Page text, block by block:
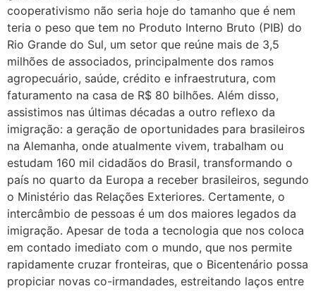
cooperativismo não seria hoje do tamanho que é nem
teria o peso que tem no Produto Interno Bruto (PIB) do
Rio Grande do Sul, um setor que reúne mais de 3,5
milhões de associados, principalmente dos ramos
agropecuário, saúde, crédito e infraestrutura, com
faturamento na casa de R$ 80 bilhões. Além disso,
assistimos nas últimas décadas a outro reflexo da
imigração: a geração de oportunidades para brasileiros
na Alemanha, onde atualmente vivem, trabalham ou
estudam 160 mil cidadãos do Brasil, transformando o
país no quarto da Europa a receber brasileiros, segundo
o Ministério das Relações Exteriores. Certamente, o
intercâmbio de pessoas é um dos maiores legados da
imigração. Apesar de toda a tecnologia que nos coloca
em contado imediato com o mundo, que nos permite
rapidamente cruzar fronteiras, que o Bicentenário possa
propiciar novas co-irmandades, estreitando laços entre